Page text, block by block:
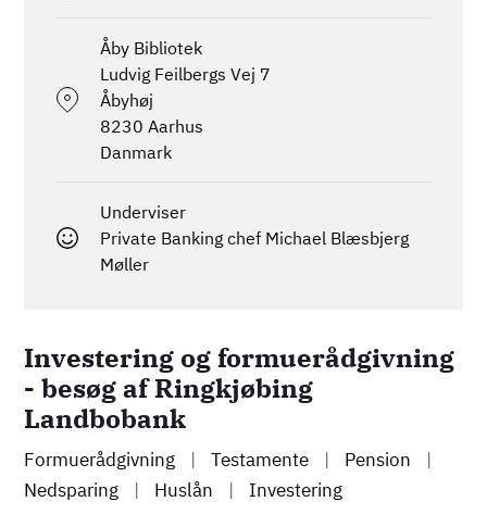
Investering og formuerådgivning
- besøg af Ringkjøbing
Landbobank
Formuerådgivning | Testamente | Pension
|
Nedsparing
| Huslån | Investering
Åby Bibliotek
Ludvig Feilbergs Vej 7
Åbyhøj
8230 Aarhus
Danmark
Underviser
Private Banking chef Michael Blæsbjerg
Møller